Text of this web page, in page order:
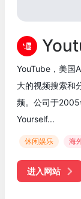
YouTube，美国
大的视频搜索和
频。公司于
Yourself...
休闲娱乐 海
进入网站